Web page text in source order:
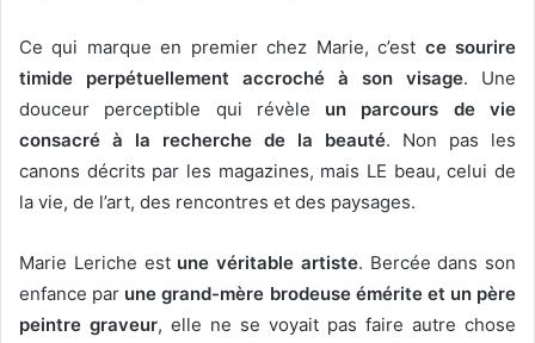
Ce qui marque en premier chez Marie, c’est ce sourire
timide perpétuellement accroché à son visage. Une
douceur perceptible qui révèle un parcours de vie
consacré à la recherche de la beauté. Non pas les
canons décrits par les magazines, mais LE beau, celui de
la vie, de l’art, des rencontres et des paysages.
Marie Leriche est une véritable artiste. Bercée dans son
enfance par une grand-mère brodeuse émérite et un père
peintre graveur, elle ne se voyait pas faire autre chose